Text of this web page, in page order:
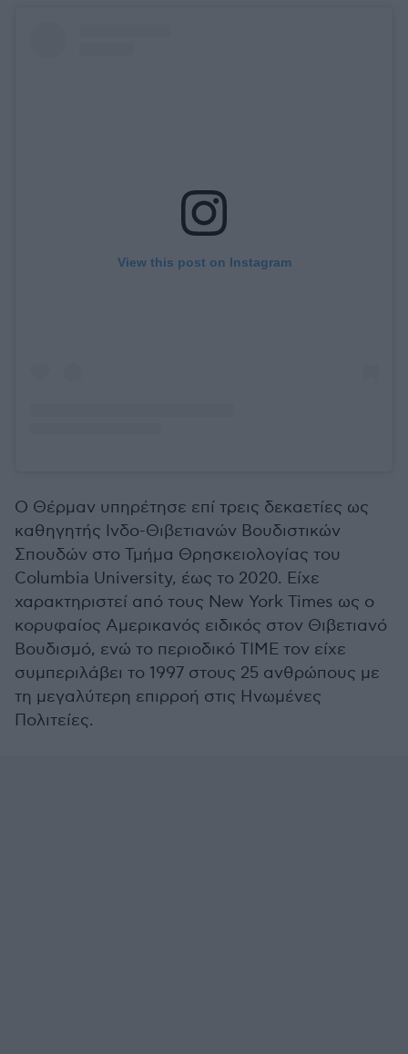
View this post on Instagram
Ο Θέρμαν υπηρέτησε επί τρεις δεκαετίες ως
καθηγητής Ινδο-Θιβετιανών Βουδιστικών
Σπουδών στο Τμήμα Θρησκειολογίας του
Columbia University, έως το 2020. Είχε
χαρακτηριστεί από τους New York Times ως ο
κορυφαίος Αμερικανός ειδικός στον Θιβετιανό
Βουδισμό, ενώ το περιοδικό TIME τον είχε
συμπεριλάβει το 1997 στους 25 ανθρώπους με
τη μεγαλύτερη επιρροή στις Ηνωμένες
Πολιτείες.